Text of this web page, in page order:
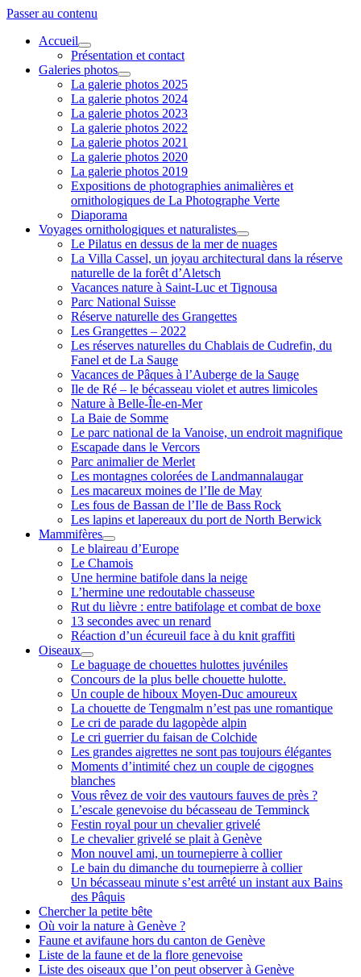
Passer au contenu
Accueil
ouvrir
menu
Présentation et contact
Galeries photos
ouvrir
menu
La galerie photos 2025
La galerie photos 2024
La galerie photos 2023
La galerie photos 2022
La galerie photos 2021
La galerie photos 2020
La galerie photos 2019
Expositions de photographies animalières et
ornithologiques de La Photographe Verte
Diaporama
Voyages ornithologiques et naturalistes
ouvrir
menu
Le Pilatus en dessus de la mer de nuages
La Villa Cassel, un joyau architectural dans la réserve
naturelle de la forêt d’Aletsch
Vacances nature à Saint-Luc et Tignousa
Parc National Suisse
Réserve naturelle des Grangettes
Les Grangettes – 2022
Les réserves naturelles du Chablais de Cudrefin, du
Fanel et de La Sauge
Vacances de Pâques à l’Auberge de la Sauge
Ile de Ré – le bécasseau violet et autres limicoles
Nature à Belle-Île-en-Mer
La Baie de Somme
Le parc national de la Vanoise, un endroit magnifique
Escapade dans le Vercors
Parc animalier de Merlet
Les montagnes colorées de Landmannalaugar
Les macareux moines de l’Ile de May
Les fous de Bassan de l’Ile de Bass Rock
Les lapins et lapereaux du port de North Berwick
Mammifères
ouvrir
menu
Le blaireau d’Europe
Le Chamois
Une hermine batifole dans la neige
L’hermine une redoutable chasseuse
Rut du lièvre : entre batifolage et combat de boxe
13 secondes avec un renard
Réaction d’un écureuil face à du knit graffiti
Oiseaux
ouvrir
menu
Le baguage de chouettes hulottes juvéniles
Concours de la plus belle chouette hulotte.
Un couple de hiboux Moyen-Duc amoureux
La chouette de Tengmalm n’est pas une romantique
Le cri de parade du lagopède alpin
Le cri guerrier du faisan de Colchide
Les grandes aigrettes ne sont pas toujours élégantes
Moments d’intimité chez un couple de cigognes
blanches
Vous rêvez de voir des vautours fauves de près ?
L’escale genevoise du bécasseau de Temminck
Festin royal pour un chevalier grivelé
Le chevalier grivelé se plait à Genève
Mon nouvel ami, un tournepierre à collier
Le bain du dimanche du tournepierre à collier
Un bécasseau minute s’est arrêté un instant aux Bains
des Pâquis
Chercher la petite bête
Où voir la nature à Genève ?
Faune et avifaune hors du canton de Genève
Liste de la faune et de la flore genevoise
Liste des oiseaux que l’on peut observer à Genève